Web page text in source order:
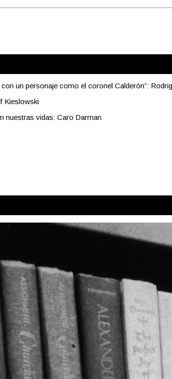
un personaje como el coronel Calderón”:
Kieslowski
nuestras vidas: Caro Darman